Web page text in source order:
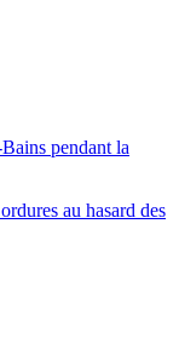
pendant la
au hasard des